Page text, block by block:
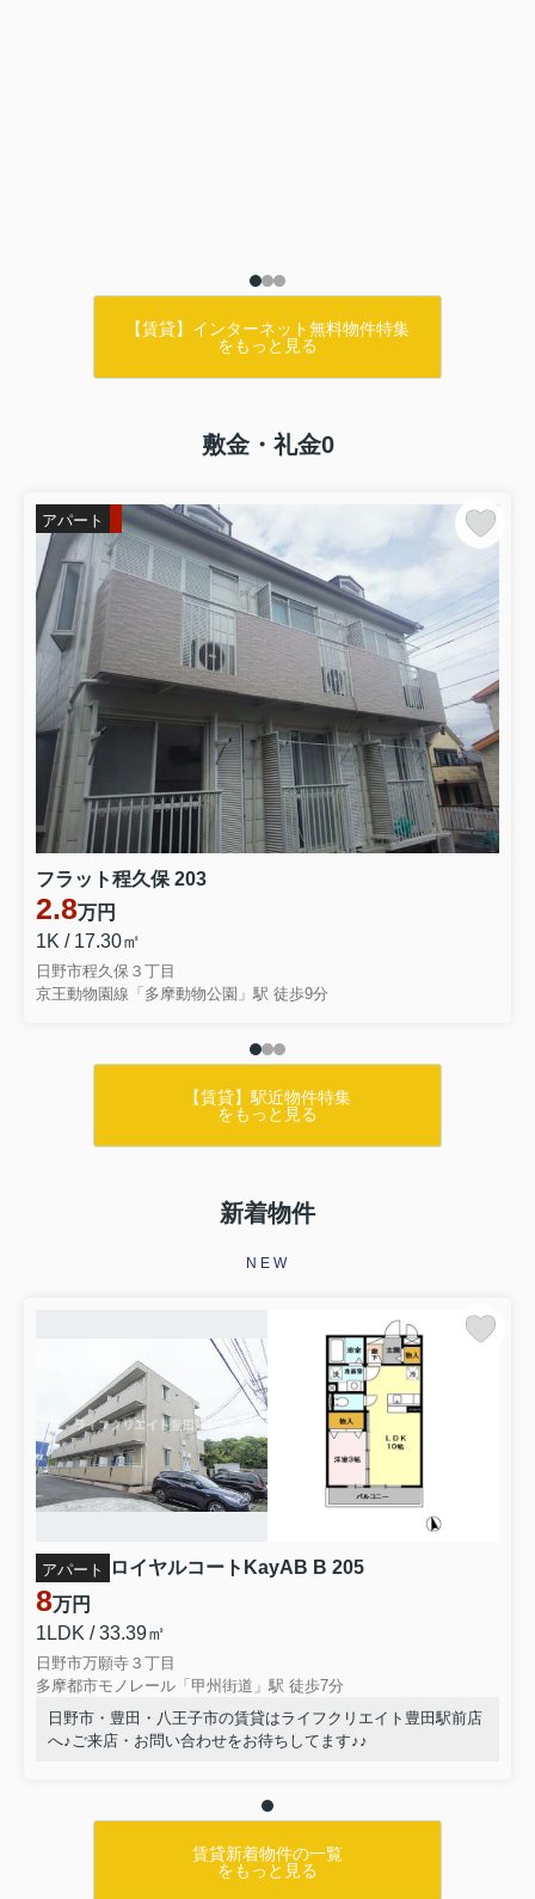
【賃貸】インターネット無料物件特集
をもっと見る
敷金・礼金0
アパート
フラット程久保 203
2.8万円
1K / 17.30㎡
日野市程久保３丁目
京王動物園線「多摩動物公園」駅 徒歩9分
【賃貸】駅近物件特集
をもっと見る
新着物件
NEW
アパート ロイヤルコートKayAB B 205
8万円
1LDK / 33.39㎡
日野市万願寺３丁目
多摩都市モノレール「甲州街道」駅 徒歩7分
日野市・豊田・八王子市の賃貸はライフクリエイト豊田駅前店
へ♪ご来店・お問い合わせをお待ちしてます♪♪
賃貸新着物件の一覧
をもっと見る